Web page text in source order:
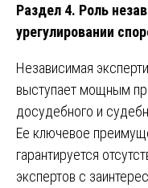
Раздел 4. Роль
урегулировании
Независимая
выступает мощным
досудебного и
Ее ключевое
гарантируется
экспертов с